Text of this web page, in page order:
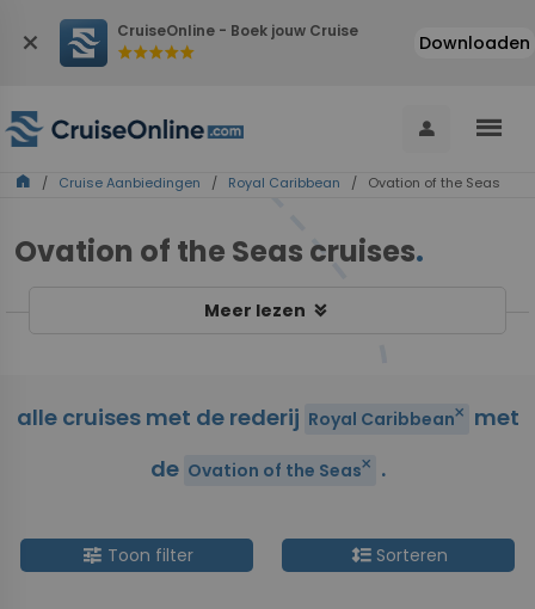
close CruiseOnline - Boek jouw Cruise
starstarstarstarstar Downloaden
person menu
home / Cruise Aanbiedingen / Royal Caribbean / Ovation of the Seas
Ovation of the Seas cruises.
Meer lezen keyboard_double_arrow_down
alle cruises met de rederij Royal Caribbeanclose
met
de Ovation of the Seasclose .
tune Toon filter format_line_spacingSorteren